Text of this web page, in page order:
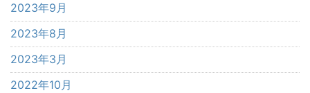
2023年9月
2023年8月
2023年3月
2022年10月